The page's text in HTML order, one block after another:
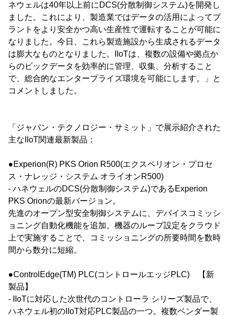
ネウェルは40年以上前にDCS(分散制御システム)を開発し
ました。これにより、製造業ではデータの活用によってプ
ラントをより安全かつ高い生産性で運転することが可能に
なりました。今日、これら製造施設から生成されるデータ
は膨大なものとなりました。IIoTは、複数の設備や拠点か
らのビックデータを効率的に管理、収集、分析すること
で、総合的なエンタープライズ環境を可能にします。」と
コメントしました。
「ジャパン・テクノロジー・サミット」で展示紹介された
主なIIoT関連最新製品：
●Experion(R) PKS Orion R500(エクスペリオン・プロセ
ス・ナレッジ・システム オライオンR500)
- ハネウェルのDCS(分散制御システム)であるExperion
PKS Orionの最新バージョン。
先進のオープン型安全制御システムに、デバイスコミッシ
ョニング自動化機能を追加。機器のループ設定をクラウド
上で実施することで、コミッショニングの所要時間を数時
間から数分に短縮。
●ControlEdge(TM) PLC(コントロールエッジPLC) 【新
製品】
- IIoTに対応した次世代のコントローラ シリーズ製品で、
ハネウェル初のIIoT対応PLC製品の一つ。複数ベンダー製